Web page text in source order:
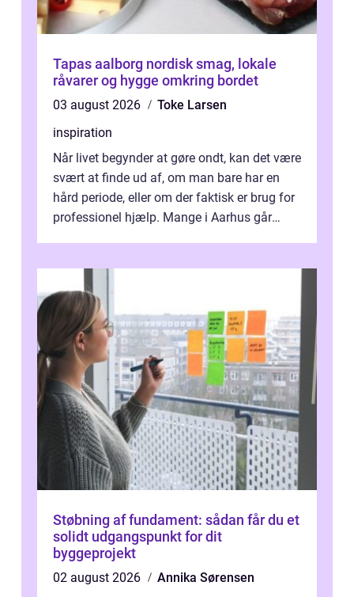
Tapas aalborg nordisk smag, lokale
råvarer og hygge omkring bordet
03 august 2026
Toke Larsen
inspiration
Når livet begynder at gøre ondt, kan det være
svært at finde ud af, om man bare har en
hård periode, eller om der faktisk er brug for
professionel hjælp. Mange i Aarhus går
Støbning af fundament: sådan får du et
solidt udgangspunkt for dit
byggeprojekt
02 august 2026
Annika Sørensen